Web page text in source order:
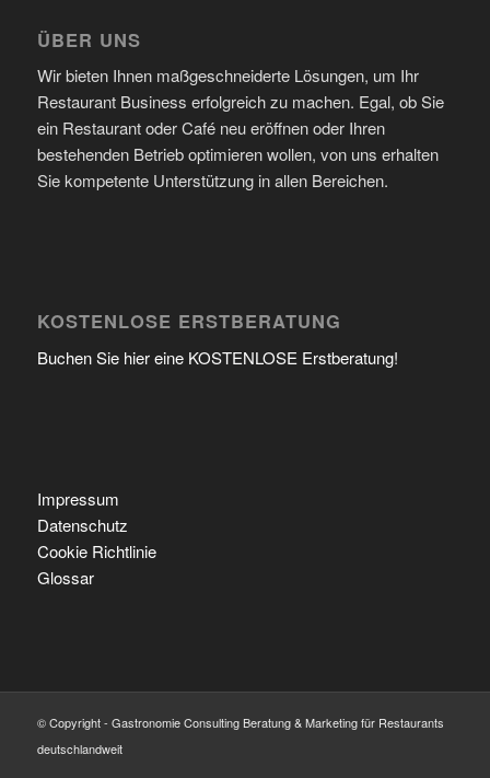
ÜBER UNS
Wir bieten Ihnen maßgeschneiderte Lösungen, um Ihr
Restaurant Business erfolgreich zu machen. Egal, ob Sie
ein Restaurant oder Café neu eröffnen oder Ihren
bestehenden Betrieb optimieren wollen, von uns erhalten
Sie kompetente Unterstützung in allen Bereichen.
KOSTENLOSE ERSTBERATUNG
Buchen Sie hier eine KOSTENLOSE Erstberatung!
Impressum
Datenschutz
Cookie Richtlinie
Glossar
© Copyright - Gastronomie Consulting Beratung & Marketing für Restaurants
deutschlandweit